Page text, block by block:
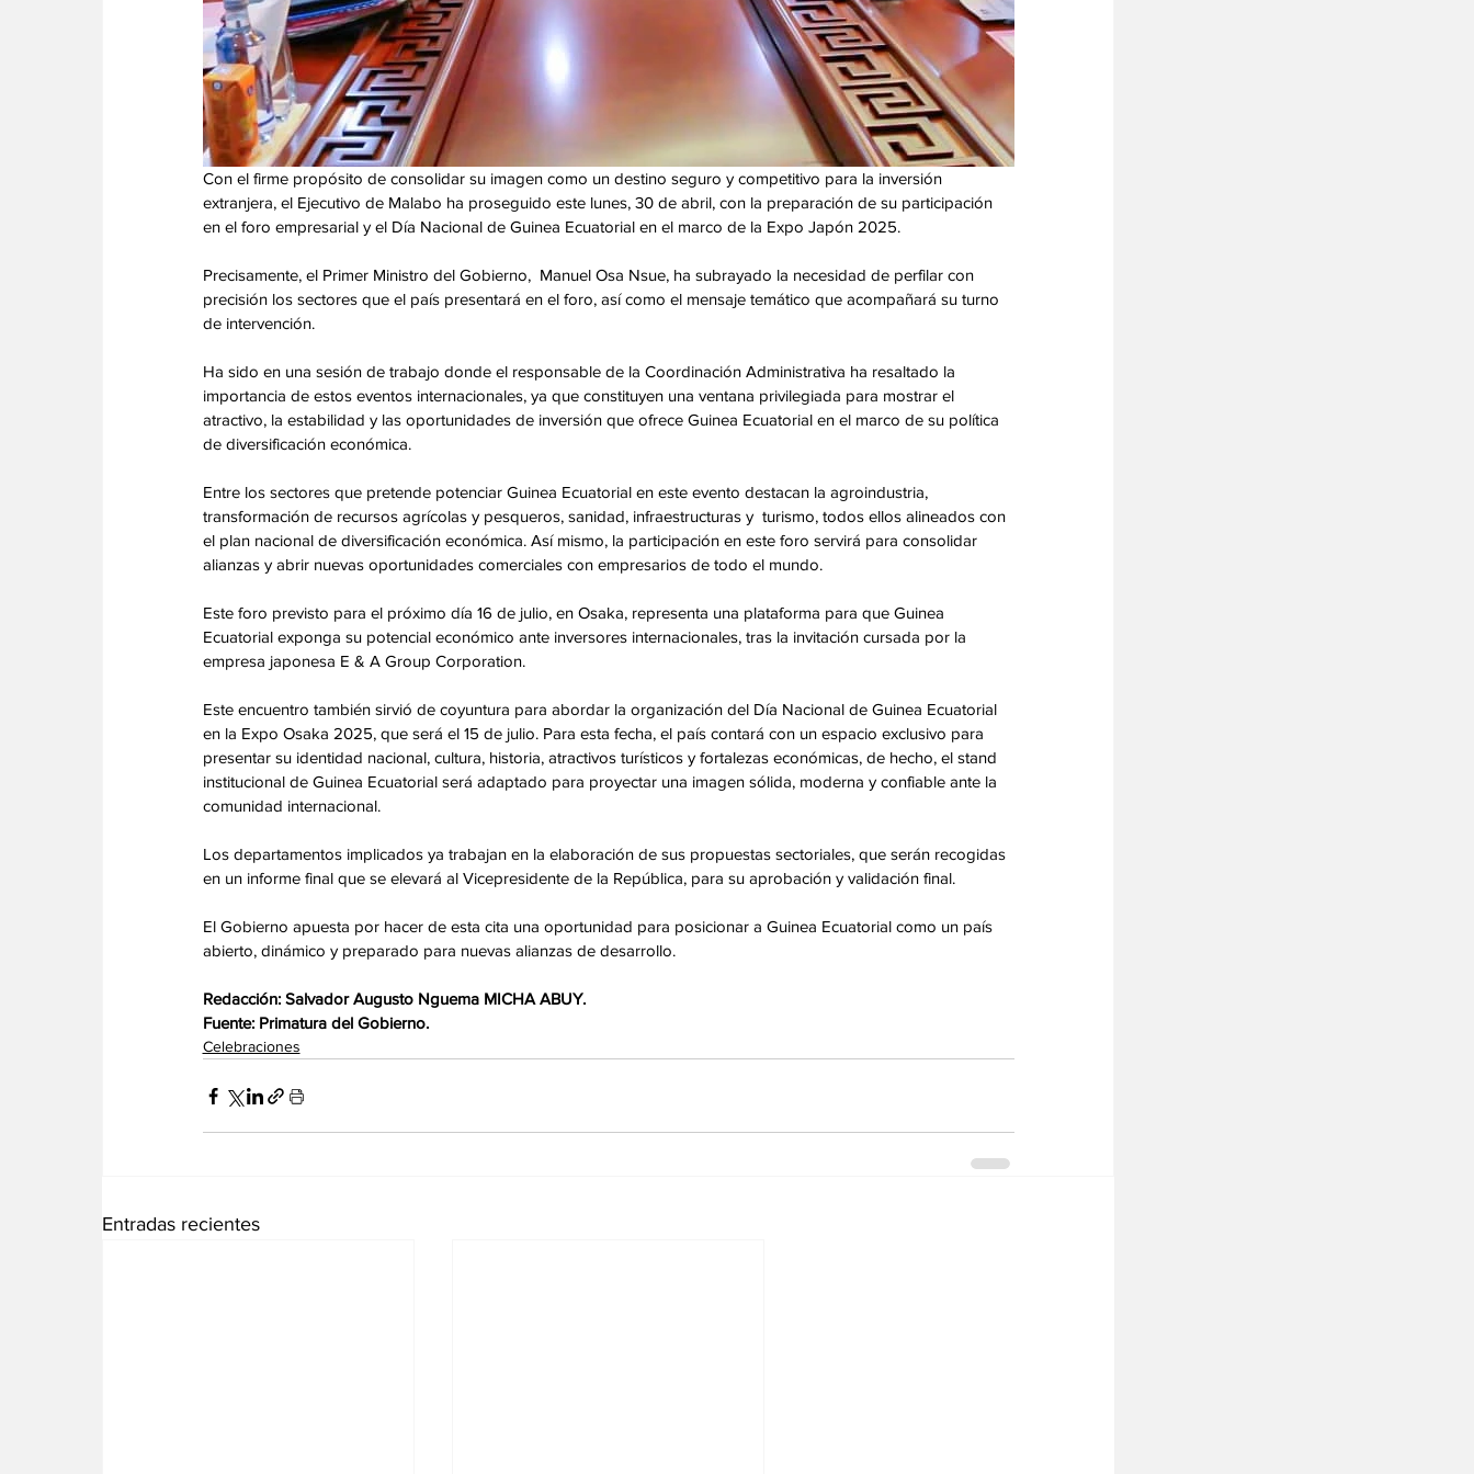
Con el firme propósito de consolidar su imagen como un destino seguro y competitivo para la inversión
extranjera, el Ejecutivo de Malabo ha proseguido este lunes, 30 de abril, con la preparación de su participación
en el foro empresarial y el Día Nacional de Guinea Ecuatorial en el marco de la Expo Japón 2025.
Precisamente, el Primer Ministro del Gobierno,  Manuel Osa Nsue, ha subrayado la necesidad de perfilar con
precisión los sectores que el país presentará en el foro, así como el mensaje temático que acompañará su turno
de intervención.
Ha sido en una sesión de trabajo donde el responsable de la Coordinación Administrativa ha resaltado la
importancia de estos eventos internacionales, ya que constituyen una ventana privilegiada para mostrar el
atractivo, la estabilidad y las oportunidades de inversión que ofrece Guinea Ecuatorial en el marco de su política
de diversificación económica.
Entre los sectores que pretende potenciar Guinea Ecuatorial en este evento destacan la agroindustria,
transformación de recursos agrícolas y pesqueros, sanidad, infraestructuras y  turismo, todos ellos alineados con
el plan nacional de diversificación económica. Así mismo, la participación en este foro servirá para consolidar
alianzas y abrir nuevas oportunidades comerciales con empresarios de todo el mundo.
Este foro previsto para el próximo día 16 de julio, en Osaka, representa una plataforma para que Guinea
Ecuatorial exponga su potencial económico ante inversores internacionales, tras la invitación cursada por la
empresa japonesa E & A Group Corporation.
Este encuentro también sirvió de coyuntura para abordar la organización del Día Nacional de Guinea Ecuatorial
en la Expo Osaka 2025, que será el 15 de julio. Para esta fecha, el país contará con un espacio exclusivo para
presentar su identidad nacional, cultura, historia, atractivos turísticos y fortalezas económicas, de hecho, el stand
institucional de Guinea Ecuatorial será adaptado para proyectar una imagen sólida, moderna y confiable ante la
comunidad internacional.
Los departamentos implicados ya trabajan en la elaboración de sus propuestas sectoriales, que serán recogidas
en un informe final que se elevará al Vicepresidente de la República, para su aprobación y validación final.
El Gobierno apuesta por hacer de esta cita una oportunidad para posicionar a Guinea Ecuatorial como un país
abierto, dinámico y preparado para nuevas alianzas de desarrollo.
Redacción: Salvador Augusto Nguema MICHA ABUY.
Fuente: Primatura del Gobierno.
Celebraciones
Entradas recientes